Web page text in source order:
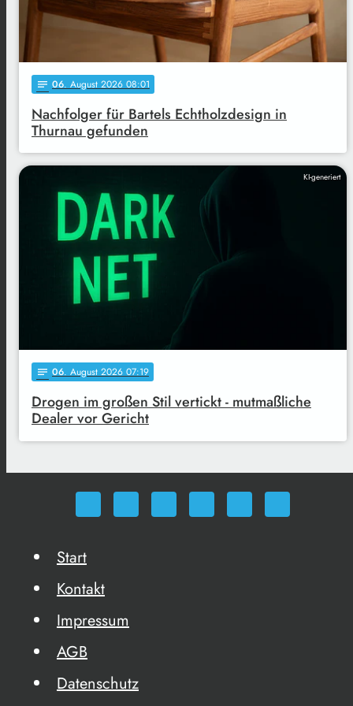
notes 06. August 2026 08:01
Nachfolger für Bartels Echtholzdesign in
Thurnau gefunden
KI-generiert
notes 06. August 2026 07:19
Drogen im großen Stil vertickt - mutmaßliche
Dealer vor Gericht
Start
Kontakt
Impressum
AGB
Datenschutz